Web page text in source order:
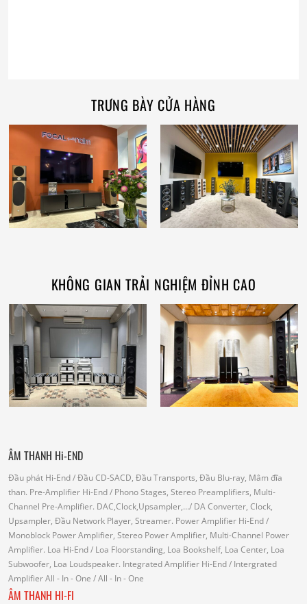
TRƯNG BÀY CỬA HÀNG
KHÔNG GIAN TRẢI NGHIỆM ĐỈNH CAO
ÂM THANH Hi-END
Đầu phát Hi-End/ Đầu CD-SACD, Đầu Transports, Đầu Blu-ray, Mâm đĩa
than. Pre-Amplifier Hi-End/ Phono Stages, Stereo Preamplifiers, Multi-
Channel Pre-Amplifier. DAC,Clock,Upsampler,.../ DA Converter, Clock,
Upsampler, Đầu Network Player, Streamer. Power Amplifier Hi-End/
Monoblock Power Amplifier, Stereo Power Amplifier, Multi-Channel Power
Amplifier. Loa Hi-End/ Loa Floorstanding, Loa Bookshelf, Loa Center, Loa
Subwoofer, Loa Loudspeaker. Integrated Amplifier Hi-End/ Intergrated
AmplifierAll - In - One / All - In - One
ÂM THANH HI-FI